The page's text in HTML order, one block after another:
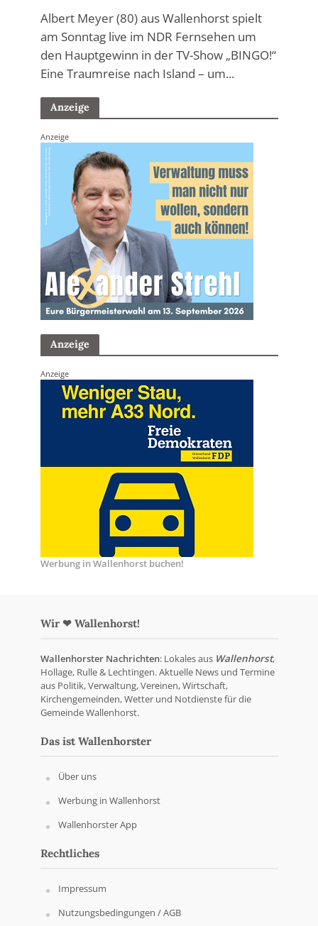
Albert Meyer (80) aus Wallenhorst spielt
am Sonntag live im NDR Fernsehen um
den Hauptgewinn in der TV-Show „BINGO!“
Eine Traumreise nach Island – um...
Anzeige
Anzeige
Anzeige
Anzeige
Werbung in Wallenhorst buchen!
Wir ❤ Wallenhorst!
Wallenhorster Nachrichten: Lokales aus Wallenhorst,
Hollage, Rulle & Lechtingen. Aktuelle News und Termine
aus Politik, Verwaltung, Vereinen, Wirtschaft,
Kirchengemeinden, Wetter und Notdienste für die
Gemeinde Wallenhorst.
Das ist Wallenhorster
Über uns
Werbung in Wallenhorst
Wallenhorster App
Rechtliches
Impressum
Nutzungsbedingungen / AGB